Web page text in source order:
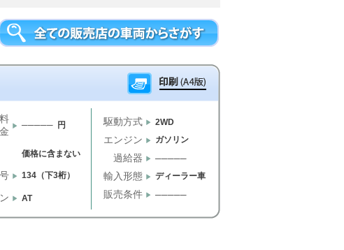
金
───── 円
価格に含まない
134（下3桁）
AT
駆動方式 2WD
エンジン ガソリン
過給器 ─────
輸入形態 ディーラー車
販売条件 ─────